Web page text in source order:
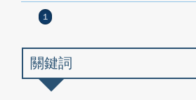
1
關鍵詞